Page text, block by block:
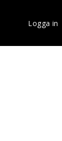
Logga in